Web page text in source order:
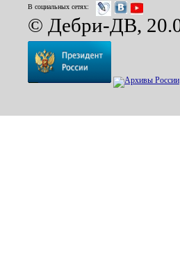
В социальных сетях:
© Дебри-ДВ,